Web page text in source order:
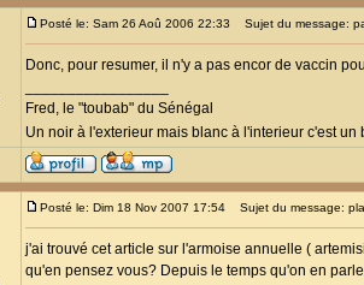
Posté le: Sam 26 Aoû 2006 22:33 Sujet du message:
Donc, pour resumer, il n'y a pas encor de vaccin
Fred, le "toubab" du Sénégal
Un noir à l'exterieur mais blanc à l'interieur c'est
Posté le: Dim 18 Nov 2007 17:54 Sujet du message:
j'ai trouvé cet article sur l'armoise annuelle (
qu'en pensez vous? Depuis le temps qu'on en